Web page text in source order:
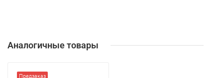
Аналогичные товары
Предзаказ